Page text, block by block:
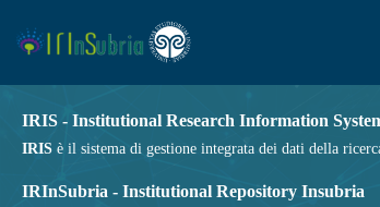
IRIS - Institutional Research Information
IRIS è il sistema di gestione integrata dei dati della
IRInSubria - Institutional Repository Insubria